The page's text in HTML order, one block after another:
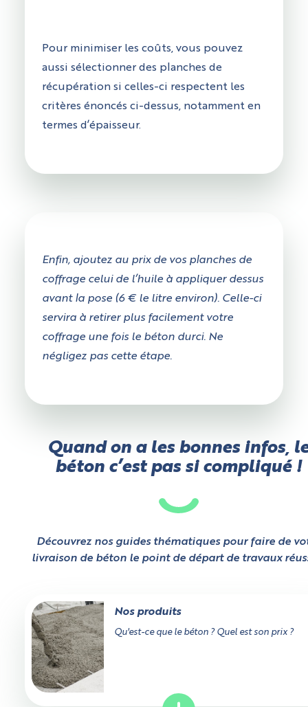
Pour minimiser les coûts, vous pouvez
aussi sélectionner des planches de
récupération si celles-ci respectent les
critères énoncés ci-dessus, notamment en
termes d’épaisseur.
Enfin, ajoutez au prix de vos planches de
coffrage celui de l’huile à appliquer dessus
avant la pose (6 € le litre environ). Celle-ci
servira à retirer plus facilement votre
coffrage une fois le béton durci. Ne
négligez pas cette étape.
Quand on a les bonnes infos,
béton c’est pas si compliqué !
Découvrez nos guides thématiques pour faire de
livraison de béton le point de départ de travaux
Nos produits
Qu'est-ce que le béton ? Quel est son prix ?